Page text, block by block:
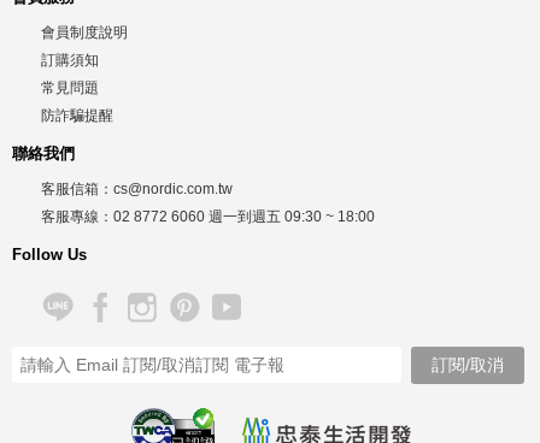
會員制度說明
訂購須知
常見問題
防詐騙提醒
聯絡我們
客服信箱： cs@nordic.com.tw
客服專線： 02 8772 6060 週一到週五 09:30 ~ 18:00
Follow Us